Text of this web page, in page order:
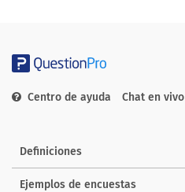
Centro de ayuda Chat en vivo
Definiciones
Ejemplos de encuestas